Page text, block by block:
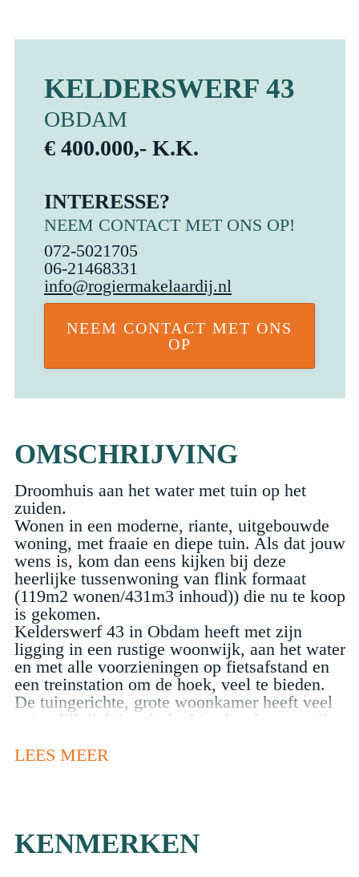
KELDERSWERF 43
OBDAM
€ 400.000,- K.K.
INTERESSE?
NEEM CONTACT MET ONS OP!
072-5021705
06-21468331
info@rogiermakelaardij.nl
NEEM CONTACT MET ONS
OP
OMSCHRIJVING
Droomhuis aan het water met tuin op het
zuiden.
Wonen in een moderne, riante, uitgebouwde
woning, met fraaie en diepe tuin. Als dat jouw
wens is, kom dan eens kijken bij deze
heerlijke tussenwoning van flink formaat
(119m2 wonen/431m3 inhoud)) die nu te koop
is gekomen.
Kelderswerf 43 in Obdam heeft met zijn
ligging in een rustige woonwijk, aan het water
en met alle voorzieningen op fietsafstand en
een treinstation om de hoek, veel te bieden.
De tuingerichte, grote woonkamer heeft veel
natuurlijk lichtinval, de drie slaapkamers zijn
en modern uitgevoerd, de bestrate oprit biedt
Een eerste rondleiding;
Parkeren kan op de eigen ruime oprit of in de
LEES MEER
KENMERKEN